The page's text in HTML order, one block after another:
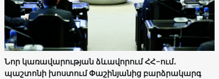
Նոր կառավարության ձևավորում ՀՀ-ում․
պաշտոնի խոստում Փաշինյանից բարձրակարգ